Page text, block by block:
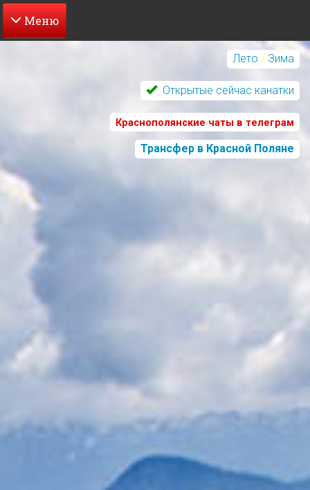
Перейти
Лето / Зима
Открытые сейчас канатки
Краснополянские чаты в телеграм
Трансфер в Красной Поляне